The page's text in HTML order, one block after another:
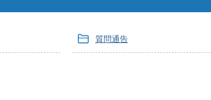
質問通告